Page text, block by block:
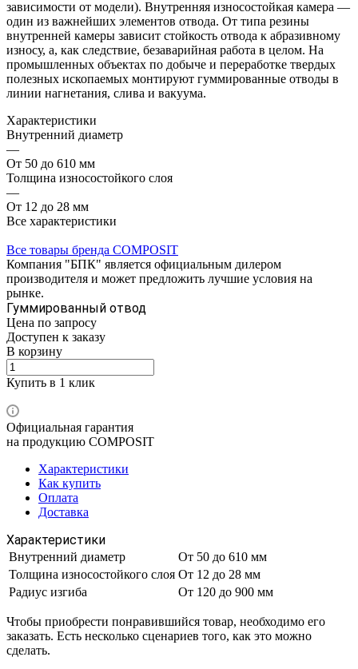
зависимости от модели). Внутренняя износостойкая камера —
один из важнейших элементов отвода. От типа резины
внутренней камеры зависит стойкость отвода к абразивному
износу, а, как следствие, безаварийная работа в целом. На
промышленных объектах по добыче и переработке твердых
полезных ископаемых монтируют гуммированные отводы в
линии нагнетания, слива и вакуума.
Характеристики
Внутренний диаметр
—
От 50 до 610 мм
Толщина износостойкого слоя
—
От 12 до 28 мм
Все характеристики
Все товары бренда COMPOSIT
Компания "БПК" является официальным дилером
производителя и может предложить лучшие условия на
рынке.
Гуммированный отвод
Цена по запросу
Доступен к заказу
В корзину
Купить в 1 клик
Официальная гарантия
на продукцию COMPOSIT
Характеристики
Как купить
Оплата
Доставка
Характеристики
Внутренний диаметр
От 50 до 610 мм
Толщина износостойкого слоя От 12 до 28 мм
Радиус изгиба
От 120 до 900 мм
Чтобы приобрести понравившийся товар, необходимо его
заказать. Есть несколько сценариев того, как это можно
сделать.